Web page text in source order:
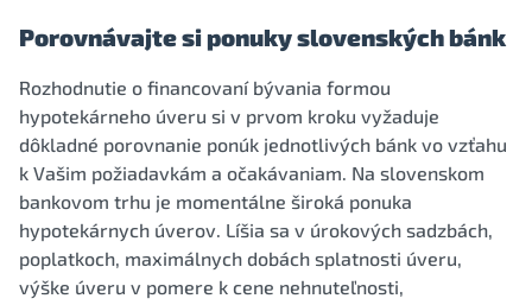
Porovnávajte si ponuky slovenských bánk
Rozhodnutie o financovaní bývania formou
hypotekárneho úveru si v prvom kroku vyžaduje
dôkladné porovnanie ponúk jednotlivých bánk vo vzťahu
k Vašim požiadavkám a očakávaniam. Na slovenskom
bankovom trhu je momentálne široká ponuka
hypotekárnych úverov. Líšia sa v úrokových sadzbách,
poplatkoch, maximálnych dobách splatnosti úveru,
výške úveru v pomere k cene nehnuteľnosti,